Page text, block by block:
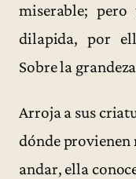
miserable;
dilapida, por
Sobre la
Arroja a sus
dónde provienen
andar, ella